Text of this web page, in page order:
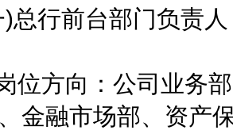
行前台部门负责人
方向：公司业务部
金融市场部、资产